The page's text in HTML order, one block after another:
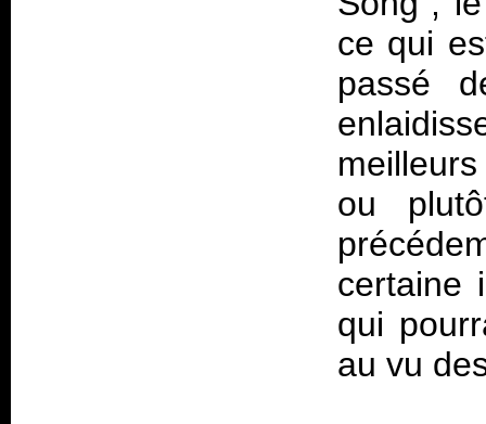
ce qui
passé
ou
certaine
qui
au vu